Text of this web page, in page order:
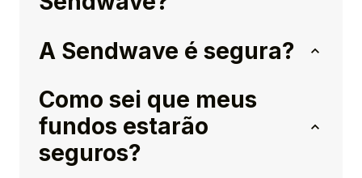
A Sendwave é segura?
Como sei que meus
fundos estarão
seguros?